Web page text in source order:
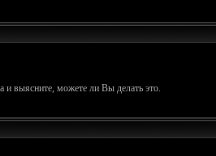
и выясните, можете ли Вы делать это.